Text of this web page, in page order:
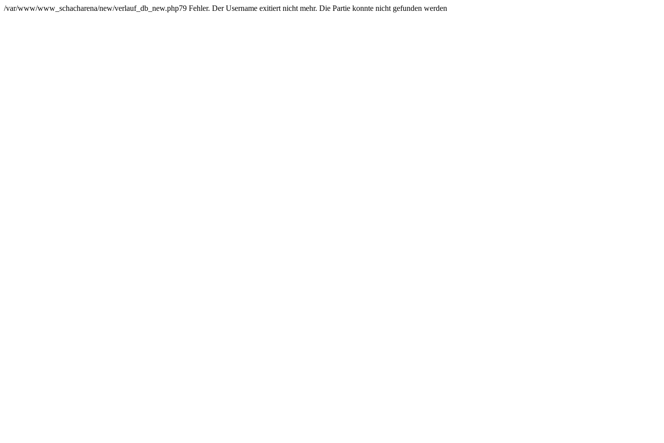
/var/www/www_schacharena/new/verlauf_db_new.php79 Fehler. Der Username exitiert nicht mehr. Die Partie konnte nicht gefunden werden